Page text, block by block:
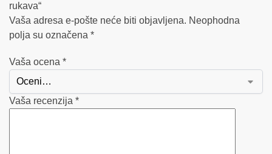
rukava“
Vaša adresa e-pošte neće biti objavljena. Neophodna
polja su označena *
Vaša ocena *
Vaša recenzija *